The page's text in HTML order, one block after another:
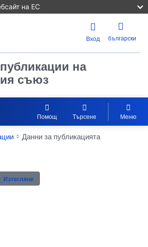
на ЕС
Вход български
на
съюз
Помощ Търсене Меню
Данни за публикацията
Actions Portlet
Изтегляне